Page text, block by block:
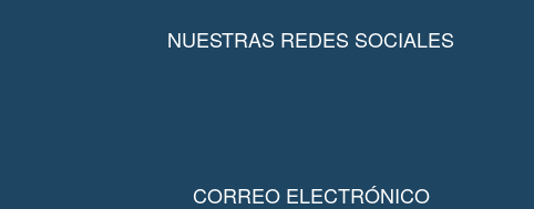
NUESTRAS REDES SOCIALES
CORREO ELECTRÓNICO